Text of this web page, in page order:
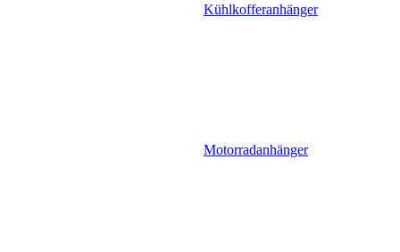
Kühlkofferanhänger
Motorradanhänger